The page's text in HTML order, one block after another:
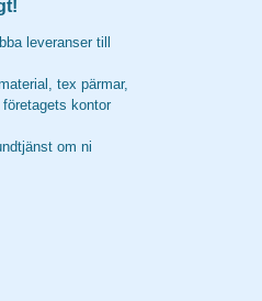
leveranser till
tex pärmar,
kontor
om ni